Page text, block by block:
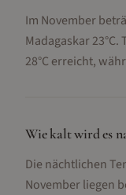
Im November
Madagaskar
28°C erreicht,
Wie kalt wird es
Die nächtlichen
November liegen